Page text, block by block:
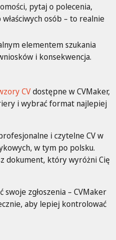
pytaj o polecenia,
osób – to realnie
elementem szukania
i konsekwencja.
CVdostępne w CVMaker,
i wybrać format najlepiej
i czytelne CV w
w tym po polsku.
dokument, który wyróżni Cię
zgłoszenia – CVMaker
aby lepiej kontrolować